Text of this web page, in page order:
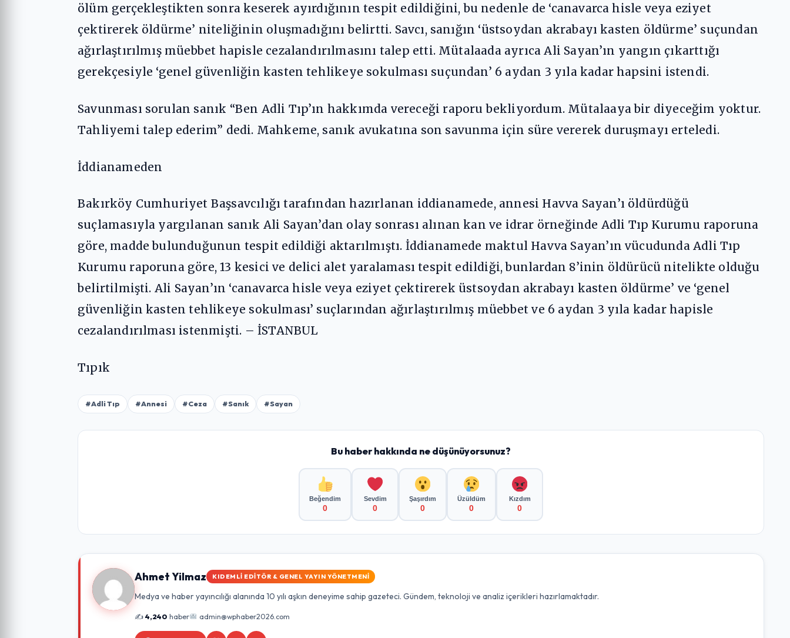
ölüm gerçekleştikten sonra keserek ayırdığının tespit edildiğini, bu nedenle de ‘canavarca hisle veya eziyet
çektirerek öldürme’ niteliğinin oluşmadığını belirtti. Savcı, sanığın ‘üstsoydan akrabayı kasten öldürme’ suçundan
ağırlaştırılmış müebbet hapisle cezalandırılmasını talep etti. Mütalaada ayrıca Ali Sayan’ın yangın çıkarttığı
gerekçesiyle ‘genel güvenliğin kasten tehlikeye sokulması suçundan’ 6 aydan 3 yıla kadar hapsini istendi.
Savunması sorulan sanık “Ben Adli Tıp’ın hakkımda vereceği raporu bekliyordum. Mütalaaya bir diyeceğim yoktur.
Tahliyemi talep ederim” dedi. Mahkeme, sanık avukatına son savunma için süre vererek duruşmayı erteledi.
İddianameden
Bakırköy Cumhuriyet Başsavcılığı tarafından hazırlanan iddianamede, annesi Havva Sayan’ı öldürdüğü
suçlamasıyla yargılanan sanık Ali Sayan’dan olay sonrası alınan kan ve idrar örneğinde Adli Tıp Kurumu raporuna
göre, madde bulunduğunun tespit edildiği aktarılmıştı. İddianamede maktul Havva Sayan’ın vücudunda Adli Tıp
Kurumu raporuna göre, 13 kesici ve delici alet yaralaması tespit edildiği, bunlardan 8’inin öldürücü nitelikte olduğu
belirtilmişti. Ali Sayan’ın ‘canavarca hisle veya eziyet çektirerek üstsoydan akrabayı kasten öldürme’ ve ‘genel
güvenliğin kasten tehlikeye sokulması’ suçlarından ağırlaştırılmış müebbet ve 6 aydan 3 yıla kadar hapisle
cezalandırılması istenmişti. – İSTANBUL
Tıpık
#Adli Tıp #Annesi #Ceza #Sanık #Sayan
Bu haber hakkında ne düşünüyorsunuz?
Beğendim
0
Sevdim
0
Şaşırdım
0
Üzüldüm
0
Kızdım
0
Ahmet Yilmaz KIDEMLI EDITÖR & GENEL YAYIN YÖNETMENI
Medya ve haber yayıncılığı alanında 10 yılı aşkın deneyime sahip gazeteci. Gündem, teknoloji ve analiz içerikleri hazırlamaktadır.
✍️4,240 haber admin@wphaber2026.com